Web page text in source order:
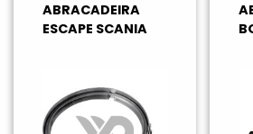
ABRACADEIRA
ESCAPE SCANIA